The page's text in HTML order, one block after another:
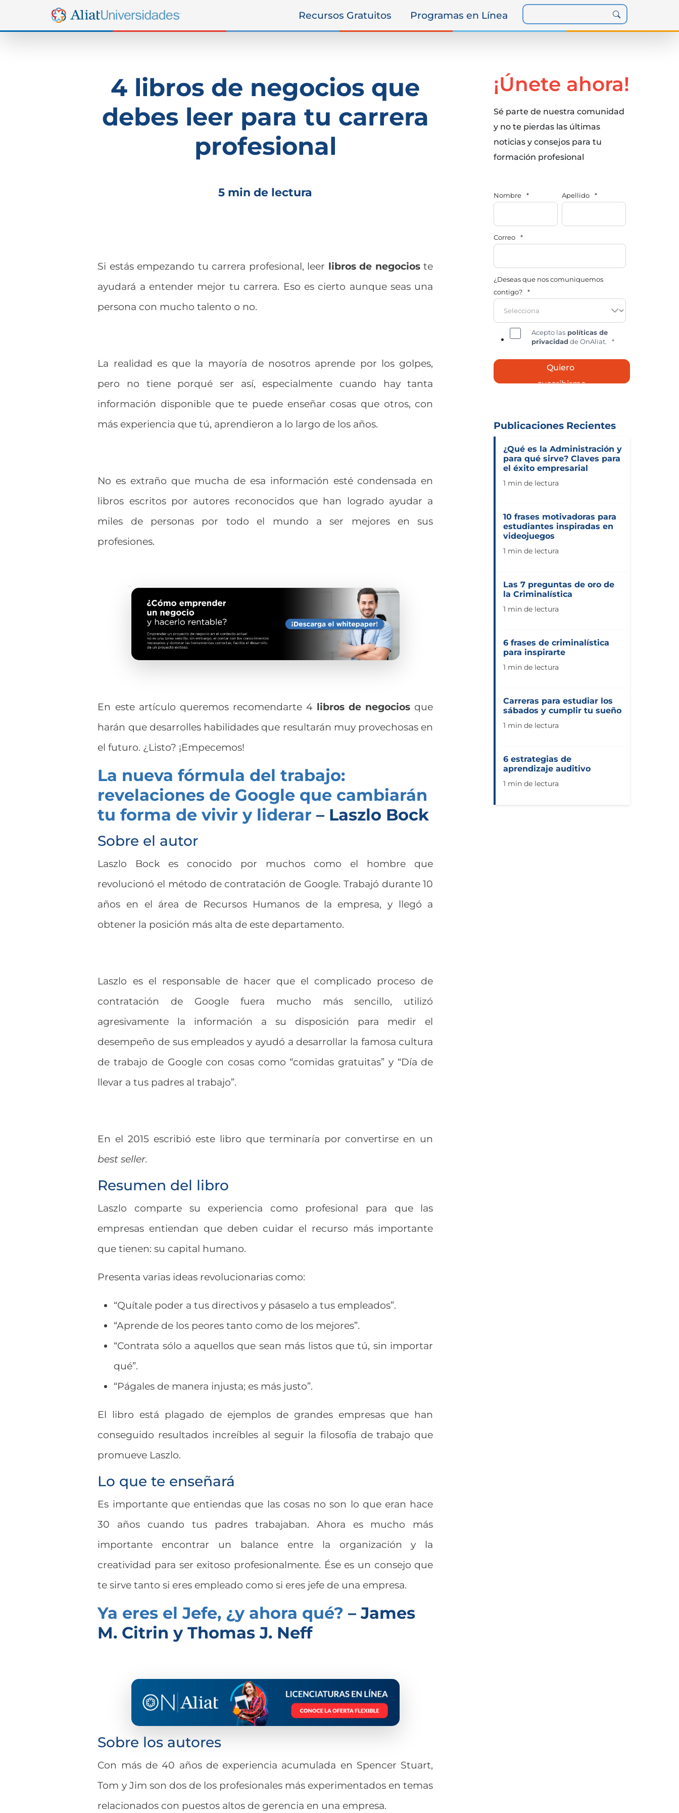
Recursos Gratuitos Programas en Línea
4 libros de negocios que
debes leer para ​tu carrera
profesional
5 min de lectura
Si estás empezando tu carrera profesional, leer libros de negocioste
ayudará a entender mejor tu carrera. Eso es cierto aunque seas una
persona con mucho talento o no.
La realidad es que la mayoría de nosotros aprende por los golpes,
pero no tiene porqué ser así, especialmente cuando hay tanta
información disponible que te puede enseñar cosas que otros, con
más experiencia que tú, aprendieron a lo largo de los años.
No es extraño que mucha de esa información esté condensada en
libros escritos por autores reconocidos que han logrado ayudar a
miles de personas por todo el mundo a ser mejores en sus
profesiones.
En este artículo queremos recomendarte 4 libros de negocios que
harán que desarrolles habilidades que resultarán muy provechosas en
el futuro. ¿Listo? ¡Empecemos!
La nueva fórmula del trabajo:
revelaciones de Google que cambiarán
tu forma de vivir y liderar – Laszlo Bock
Sobre el autor
Laszlo Bock es conocido por muchos como el hombre que
revolucionó el método de contratación de Google. Trabajó durante 10
años en el área de Recursos Humanos de la empresa, y llegó a
obtener la posición más alta de este departamento.
Laszlo es el responsable de hacer que el complicado proceso de
contratación de Google fuera mucho más sencillo, utilizó
agresivamente la información a su disposición para medir el
desempeño de sus empleados y ayudó a desarrollar la famosa cultura
de trabajo de Google con cosas como “comidas gratuitas” y “Día de
llevar a tus padres al trabajo”.
En el 2015 escribió este libro que terminaría por convertirse en un
best seller.
Resumen del libro
Laszlo comparte su experiencia como profesional para que las
empresas entiendan que deben cuidar el recurso más importante
que tienen: su capital humano.
Presenta varias ideas revolucionarias como:
“Quítale poder a tus directivos y pásaselo a tus empleados”.
“Aprende de los peores tanto como de los mejores”.
“Contrata sólo a aquellos que sean más listos que tú, sin importar
qué”.
“Págales de manera injusta; es más justo”.
El libro está plagado de ejemplos de grandes empresas que han
conseguido resultados increíbles al seguir la filosofía de trabajo que
promueve Laszlo.
Lo que te enseñará
Es importante que entiendas que las cosas no son lo que eran hace
30 años cuando tus padres trabajaban. Ahora es mucho más
importante encontrar un balance entre la organización y la
creatividad para ser exitoso profesionalmente. Ése es un consejo que
te sirve tanto si eres empleado como si eres jefe de una empresa.
Ya eres el Jefe, ¿y ahora qué? – James
M. Citrin y Thomas J. Neff
Sobre los autores
Con más de 40 años de experiencia acumulada en Spencer Stuart,
Tom y Jim son dos de los profesionales más experimentados en temas
relacionados con puestos altos de gerencia en una empresa.
¡Únete ahora!
Sé parte de nuestra comunidad
y no te pierdas las últimas
noticias y consejos para tu
formación profesional
Nombre * Apellido *
Correo *
¿Deseas que nos comuniquemos
contigo?
*
Acepto las políticas de
privacidad de OnAliat. *
Publicaciones Recientes
¿Qué es la Administración y
para qué sirve? Claves para
el éxito empresarial
1 min de lectura
10 frases motivadoras para
estudiantes inspiradas en
videojuegos
1 min de lectura
Las 7 preguntas de oro de
la Criminalística
1 min de lectura
6 frases de criminalística
para inspirarte
1 min de lectura
Carreras para estudiar los
sábados y cumplir tu sueño
1 min de lectura
6 estrategias de
aprendizaje auditivo
1 min de lectura